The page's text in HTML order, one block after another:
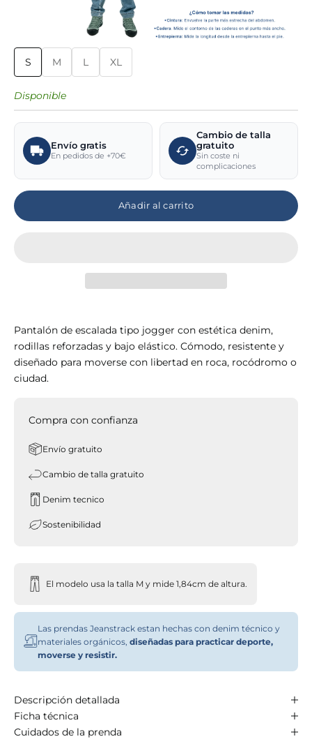
S M L XL
Disponible
Envío gratis
En pedidos de +70€
Cambio de talla
gratuito
Sin coste ni
complicaciones
Añadir al carrito
Pantalón de escalada tipo jogger con estética denim,
rodillas reforzadas y bajo elástico. Cómodo, resistente y
diseñado para moverse con libertad en roca, rocódromo o
ciudad.
Compra con confianza
Envío gratuito
Cambio de talla gratuito
Denim tecnico
Sostenibilidad
El modelo usa la talla M y mide 1,84cm de altura.
Las prendas Jeanstrack estan hechas con denim técnico y
materiales orgánicos, diseñadas para practicar deporte,
moverse y resistir.
Descripción detallada
Ficha técnica
Cuidados de la prenda